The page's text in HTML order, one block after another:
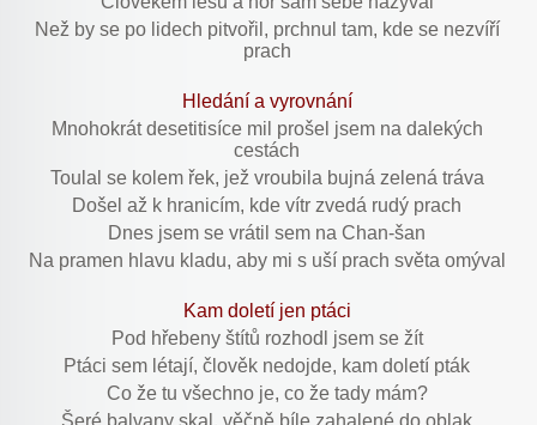
Než by se po lidech pitvořil, prchnul tam, kde se nezvíří
prach
Hledání a vyrovnání
Mnohokrát desetitisíce mil prošel jsem na dalekých
cestách
Toulal se kolem řek, jež vroubila bujná zelená tráva
Došel až k hranicím, kde vítr zvedá rudý prach
Dnes jsem se vrátil sem na Chan-šan
Na pramen hlavu kladu, aby mi s uší prach světa omýval
Kam doletí jen ptáci
Pod hřebeny štítů rozhodl jsem se žít
Ptáci sem létají, člověk nedojde, kam doletí pták
Co že tu všechno je, co že tady mám?
Šeré balvany skal, věčně bíle zahalené do oblak